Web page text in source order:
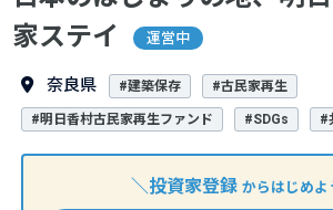
家ステイ
運営中
奈良県 #建築保存 #古民家再生
#明日香村古民家再生ファンド #SDGs #
＼投資家登録 からはじめよ